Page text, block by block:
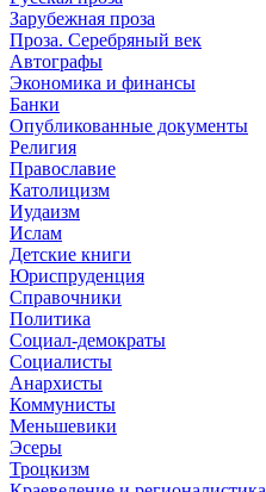
Зарубежная проза
Проза. Серебряный век
Автографы
Экономика и финансы
Банки
Опубликованные документы
Религия
Православие
Католицизм
Иудаизм
Ислам
Детские книги
Юриспруденция
Справочники
Политика
Социал-демократы
Социалисты
Анархисты
Коммунисты
Меньшевики
Эсеры
Троцкизм